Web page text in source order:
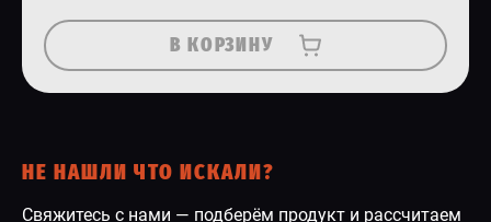
В КОРЗИНУ
НЕ НАШЛИ ЧТО ИСКАЛИ?
Свяжитесь с нами — подберём продукт и рассчитаем